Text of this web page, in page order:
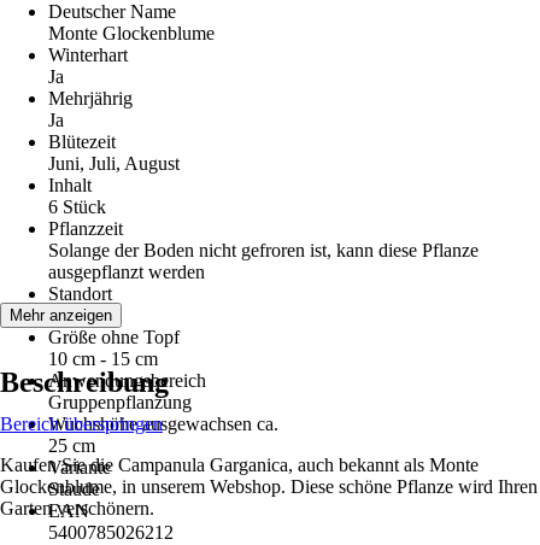
Deutscher Name
Monte Glockenblume
Winterhart
Ja
Mehrjährig
Ja
Blütezeit
Juni, Juli, August
Inhalt
6 Stück
Pflanzzeit
Solange der Boden nicht gefroren ist, kann diese Pflanze
ausgepflanzt werden
Standort
Sonne
Größe ohne Topf
10 cm - 15 cm
Anwendungsbereich
Gruppenpflanzung
Wuchshöhe ausgewachsen ca.
25 cm
Variante
Staude
EAN
5400785026212
Mehr anzeigen
Beschreibung
Bereich überspringen
Kaufen Sie die Campanula Garganica, auch bekannt als Monte
Glockenblume, in unserem Webshop. Diese schöne Pflanze wird Ihren
Garten verschönern.